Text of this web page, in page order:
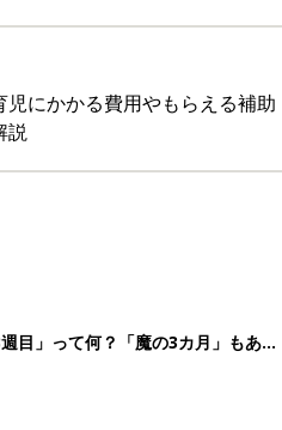
児にかかる費用やもらえる補助
説
目」って何？「魔の3カ月」もある